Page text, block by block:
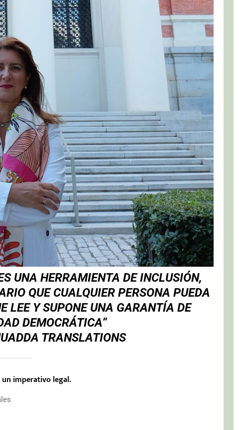
UNA HERRAMIENTA DE INCLUSIÓN,
QUE CUALQUIER PERSONA PUEDA
LEE Y SUPONE UNA GARANTÍA DE
DEMOCRÁTICA”
TRANSLATIONS
imperativo legal.